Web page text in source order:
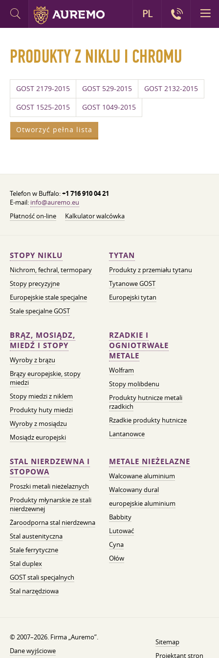
PRODUKTY Z NIKLU I CHROMU
GOST 2179-2015 GOST 529-2015 GOST 2132-2015
GOST 1525-2015 GOST 1049-2015
Otworzyć pełna lista
Telefon w Buffalo:+1 716 910 04 21
E-mail: info@auremo.eu
Płatność on-line
Kalkulator walcówka
STOPY NIKLU
Nichrom, fechral, termopary
Stopy precyzyjne
Europejskie stale specjalne
Stale specjalne GOST
TYTAN
Produkty z przemiału tytanu
Tytanowe GOST
Europejski tytan
BRĄZ, MOSIĄDZ,
MIEDŹ I STOPY
Wyroby z brązu
Brązy europejskie, stopy
miedzi
Stopy miedzi z niklem
Produkty huty miedzi
Wyroby z mosiądzu
Mosiądz europejski
RZADKIE I
OGNIOTRWAŁE
METALE
Wolfram
Stopy molibdenu
Produkty hutnicze metali
rzadkich
Rzadkie produkty hutnicze
Lantanowce
STAL NIERDZEWNA I
STOPOWA
Proszki metali nieżelaznych
Produkty młynarskie ze stali
nierdzewnej
Żaroodporna stal nierdzewna
Stal austenityczna
Stale ferrytyczne
Stal duplex
GOST stali specjalnych
Stal narzędziowa
METALE NIEŻELAZNE
Walcowane aluminium
Walcowany dural
europejskie aluminium
Babbity
Lutować
Cyna
Ołów
© 2007–2026. Firma „Auremo”.
Dane wyjściowe
Sitemap
Projektant stron
PL